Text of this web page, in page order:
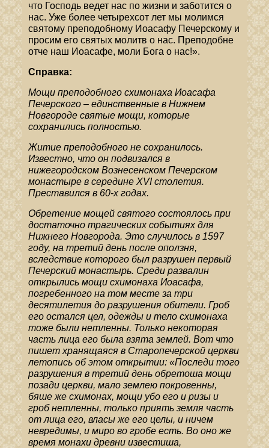
что Господь ведет нас по жизни и заботится о
нас. Уже более четырехсот лет мы молимся
святому преподобному Иоасафу Печерскому и
просим его святых молитв о нас. Преподобне
отче наш Иоасафе, моли Бога о нас!».
Справка:
Мощи преподобного схимонаха Иоасафа
Печерского – единственные в Нижнем
Новгороде святые мощи, которые
сохранились полностью.
Житие преподобного не сохранилось.
Известно, что он подвизался в
нижегородском Вознесенском Печерском
монастыре в середине XVI столетия.
Преставился в 60-х годах.
Обретение мощей святого состоялось при
достаточно трагических событиях для
Нижнего Новгорода. Это случилось в 1597
году, на третий день после оползня,
вследствие которого был разрушен первый
Печерский монастырь. Среди развалин
открылись мощи схимонаха Иоасафа,
погребенного на том месте за три
десятилетия до разрушения обители. Гроб
его остался цел, одежды и тело схимонаха
тоже были нетленны. Только некоторая
часть лица его была взята землей. Вот что
пишет хранящаяся в Старопечерской церкви
летопись об этом открытии: «Последи того
разрушения в третий день обретоша мощи
позади церкви, мало землею покровенны,
бяше же схимонах, мощи убо его и ризы и
гроб нетленны, только приять земля часть
от лица его, власы же его целы, и ничем
невредимы, и миро во гробе есть. Во оно же
время монахи древни известиша,